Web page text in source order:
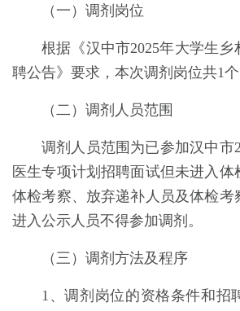
（一）调剂岗位
根据《汉中市2025年大学生
聘公告》要求，本次调剂岗位共1
（二）调剂人员范围
调剂人员范围为已参加汉中市
医生专项计划招聘面试但未进入
体检考察、放弃递补人员及体检考
进入公示人员不得参加调剂。
（三）调剂方法及程序
1、调剂岗位的资格条件和招